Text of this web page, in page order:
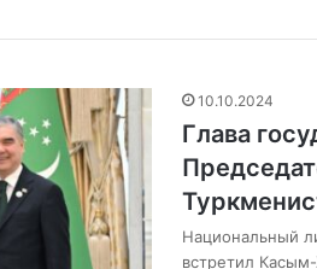
10.10.2024
Глава
Национальный
встретил